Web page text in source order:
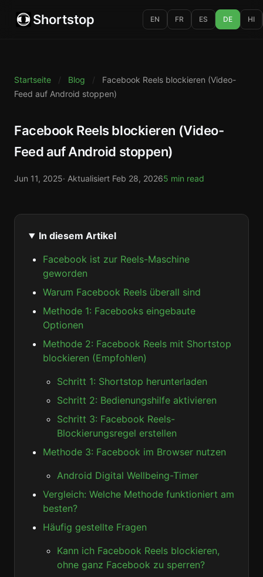
Shortstop EN FR ES DE HI
Startseite / Blog /
Facebook Reels blockieren (Video-
Feed auf Android stoppen)
Facebook Reels blockieren (Video-
Feed auf Android stoppen)
Jun 11, 2025· Aktualisiert Feb 28, 20265 min read
In diesem Artikel
Facebook ist zur Reels-Maschine
geworden
Warum Facebook Reels überall sind
Methode 1: Facebooks eingebaute
Optionen
Methode 2: Facebook Reels mit Shortstop
blockieren (Empfohlen)
Schritt 1: Shortstop herunterladen
Schritt 2: Bedienungshilfe aktivieren
Schritt 3: Facebook Reels-
Blockierungsregel erstellen
Methode 3: Facebook im Browser nutzen
Android Digital Wellbeing-Timer
Vergleich: Welche Methode funktioniert am
besten?
Häufig gestellte Fragen
Kann ich Facebook Reels blockieren,
ohne ganz Facebook zu sperren?